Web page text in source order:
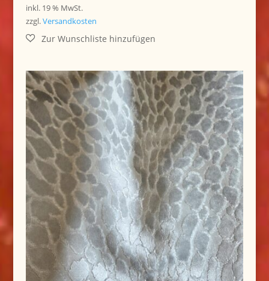
inkl. 19 % MwSt.
zzgl.Versandkosten